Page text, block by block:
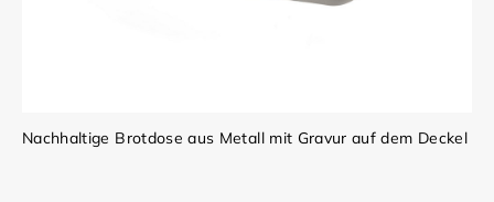
Nachhaltige Brotdose aus Metall mit Gravur auf dem Deckel